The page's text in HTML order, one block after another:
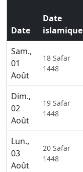
Date
Date
islamique
Sam.,
01
Août
18 Safar
1448
Dim.,
02
Août
19 Safar
1448
Lun.,
03
Août
20 Safar
1448